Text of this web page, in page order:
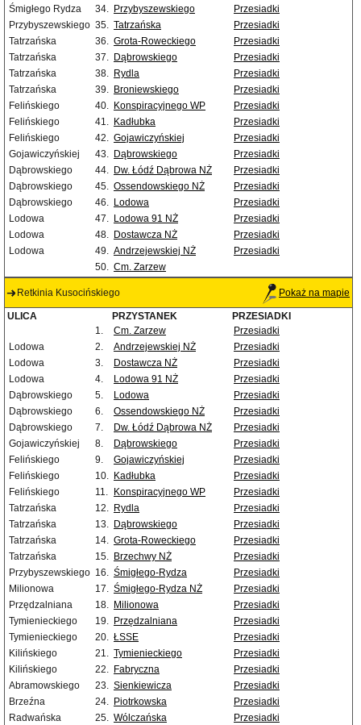
Śmigłego Rydza
34. Przybyszewskiego
Przesiadki
Przybyszewskiego 35. Tatrzańska
Przesiadki
Tatrzańska
36. Grota-Roweckiego
Przesiadki
Tatrzańska
37. Dąbrowskiego
Przesiadki
Tatrzańska
38. Rydla
Przesiadki
Tatrzańska
39. Broniewskiego
Przesiadki
Felińskiego
40. Konspiracyjnego WP
Przesiadki
Felińskiego
41. Kadłubka
Przesiadki
Felińskiego
42. Gojawiczyńskiej
Przesiadki
Gojawiczyńskiej
43. Dąbrowskiego
Przesiadki
Dąbrowskiego
44. Dw. Łódź Dąbrowa NŻ
Przesiadki
Dąbrowskiego
45. Ossendowskiego NŻ
Przesiadki
Dąbrowskiego
46. Lodowa
Przesiadki
Lodowa
47. Lodowa 91 NŻ
Przesiadki
Lodowa
48. Dostawcza NŻ
Przesiadki
Lodowa
49. Andrzejewskiej NŻ
Przesiadki
50. Cm. Zarzew
Retkinia Kusocińskiego Pokaż na mapie
ULICA PRZYSTANEK
PRZESIADKI
1.
Cm. Zarzew
Przesiadki
Lodowa
2. Andrzejewskiej NŻ
Przesiadki
Lodowa
3. Dostawcza NŻ
Przesiadki
Lodowa
4. Lodowa 91 NŻ
Przesiadki
Dąbrowskiego
5. Lodowa
Przesiadki
Dąbrowskiego
6. Ossendowskiego NŻ
Przesiadki
Dąbrowskiego
7. Dw. Łódź Dąbrowa NŻ
Przesiadki
Gojawiczyńskiej
8. Dąbrowskiego
Przesiadki
Felińskiego
9. Gojawiczyńskiej
Przesiadki
Felińskiego
10. Kadłubka
Przesiadki
Felińskiego
11. Konspiracyjnego WP
Przesiadki
Tatrzańska
12. Rydla
Przesiadki
Tatrzańska
13. Dąbrowskiego
Przesiadki
Tatrzańska
14. Grota-Roweckiego
Przesiadki
Tatrzańska
15. Brzechwy NŻ
Przesiadki
Przybyszewskiego 16. Śmigłego-Rydza
Przesiadki
Milionowa
17. Śmigłego-Rydza NŻ
Przesiadki
Przędzalniana
18. Milionowa
Przesiadki
Tymienieckiego
19. Przędzalniana
Przesiadki
Tymienieckiego
20. ŁSSE
Przesiadki
Kilińskiego
21. Tymienieckiego
Przesiadki
Kilińskiego
22. Fabryczna
Przesiadki
Abramowskiego
23. Sienkiewicza
Przesiadki
Brzeźna
24. Piotrkowska
Przesiadki
Radwańska
25. Wólczańska
Przesiadki